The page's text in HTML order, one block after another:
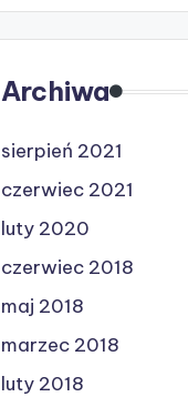
Archiwa
sierpień 2021
czerwiec 2021
luty 2020
czerwiec 2018
maj 2018
marzec 2018
luty 2018